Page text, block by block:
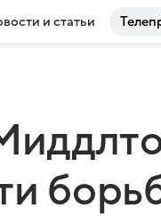
и статьи